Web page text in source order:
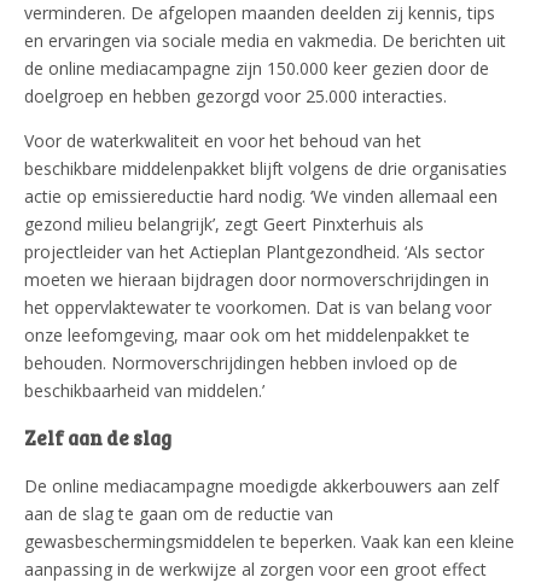
verminderen. De afgelopen maanden deelden zij kennis, tips
en ervaringen via sociale media en vakmedia. De berichten uit
de online mediacampagne zijn 150.000 keer gezien door de
doelgroep en hebben gezorgd voor 25.000 interacties.
Voor de waterkwaliteit en voor het behoud van het
beschikbare middelenpakket blijft volgens de drie organisaties
actie op emissiereductie hard nodig. ‘We vinden allemaal een
gezond milieu belangrijk’, zegt Geert Pinxterhuis als
projectleider van het Actieplan Plantgezondheid. ‘Als sector
moeten we hieraan bijdragen door normoverschrijdingen in
het oppervlaktewater te voorkomen. Dat is van belang voor
onze leefomgeving, maar ook om het middelenpakket te
behouden. Normoverschrijdingen hebben invloed op de
beschikbaarheid van middelen.’
Zelf aan de slag
De online mediacampagne moedigde akkerbouwers aan zelf
aan de slag te gaan om de reductie van
gewasbeschermingsmiddelen te beperken. Vaak kan een kleine
aanpassing in de werkwijze al zorgen voor een groot effect